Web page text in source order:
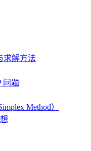
求解方法
问题
Method）